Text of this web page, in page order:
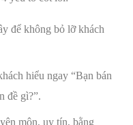
để không bỏ lỡ khách
hiểu ngay “Bạn bán
đề gì?”.
môn, uy tín, bằng